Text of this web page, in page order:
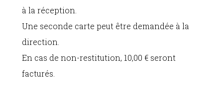
à la réception.
Une seconde carte peut être demandée à la
direction.
En cas de non-restitution, 10,00 € seront
facturés.